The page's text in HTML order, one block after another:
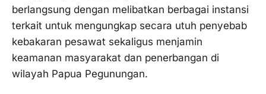
berlangsung dengan melibatkan berbagai instansi
terkait untuk mengungkap secara utuh penyebab
kebakaran pesawat sekaligus menjamin
keamanan masyarakat dan penerbangan di
wilayah Papua Pegunungan.